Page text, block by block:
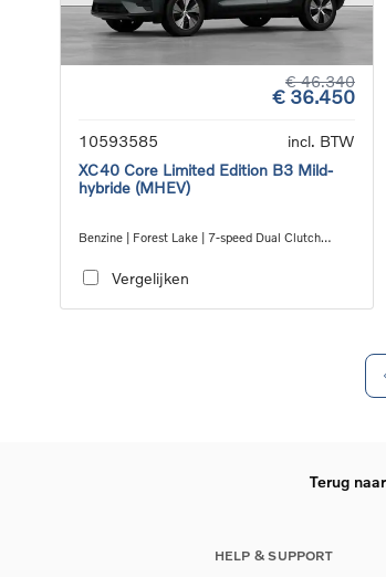
€ 46.340
€ 36.450
10593585
incl. BTW
XC40 Core Limited Edition B3 Mild-
hybride (MHEV)
Benzine | Forest Lake | 7-speed Dual Clutch
Vergelijken
Terug
HELP & SUPPORT